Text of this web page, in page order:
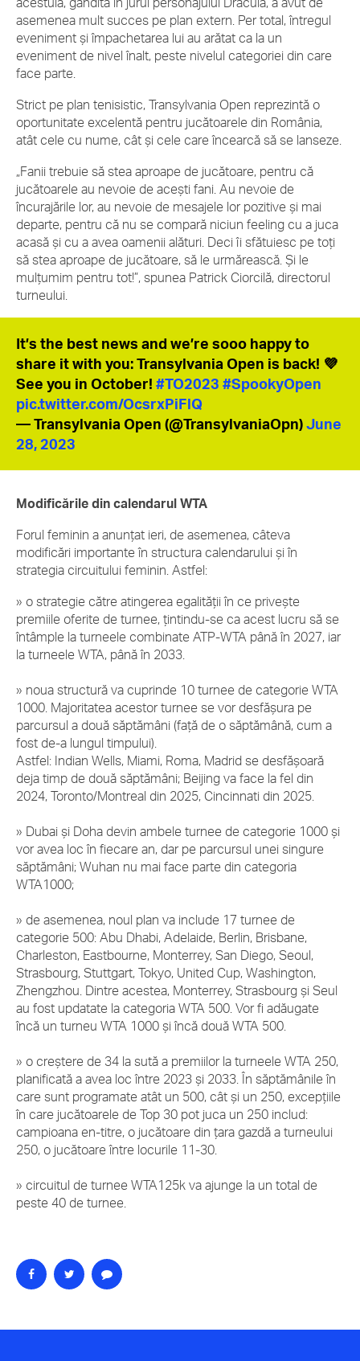
asemenea mult succes pe plan extern. Per total, întregul
eveniment și împachetarea lui au arătat ca la un
eveniment de nivel înalt, peste nivelul categoriei din care
face parte.
Strict pe plan tenisistic, Transylvania Open reprezintă o
oportunitate excelentă pentru jucătoarele din România,
atât cele cu nume, cât și cele care încearcă să se lanseze.
„Fanii trebuie să stea aproape de jucătoare, pentru că
jucătoarele au nevoie de acești fani. Au nevoie de
încurajările lor, au nevoie de mesajele lor pozitive și mai
departe, pentru că nu se compară niciun feeling cu a juca
acasă și cu a avea oamenii alături. Deci îi sfătuiesc pe toți
să stea aproape de jucătoare, să le urmărească. Și le
mulțumim pentru tot!”, spunea Patrick Ciorcilă, directorul
turneului.
It’s the best news and we’re sooo happy to
share it with you: Transylvania Open is back! 💜
See you in October! #TO2023 #SpookyOpen
pic.twitter.com/OcsrxPiFlQ
— Transylvania Open (@TransylvaniaOpn)June
28, 2023
Modificările din calendarul WTA
Forul feminin a anunțat ieri, de asemenea, câteva
modificări importante în structura calendarului și în
strategia circuitului feminin. Astfel:
» o strategie către atingerea egalității în ce privește
premiile oferite de turnee, țintindu-se ca acest lucru să se
întâmple la turneele combinate ATP-WTA până în 2027, iar
la turneele WTA, până în 2033.
» noua structură va cuprinde 10 turnee de categorie WTA
1000. Majoritatea acestor turnee se vor desfășura pe
parcursul a două săptămâni (față de o săptămână, cum a
fost de-a lungul timpului).
Astfel: Indian Wells, Miami, Roma, Madrid se desfășoară
deja timp de două săptămâni; Beijing va face la fel din
2024, Toronto/Montreal din 2025, Cincinnati din 2025.
» Dubai și Doha devin ambele turnee de categorie 1000 și
vor avea loc în fiecare an, dar pe parcursul unei singure
săptămâni; Wuhan nu mai face parte din categoria
WTA1000;
» de asemenea, noul plan va include 17 turnee de
categorie 500: Abu Dhabi, Adelaide, Berlin, Brisbane,
Charleston, Eastbourne, Monterrey, San Diego, Seoul,
Strasbourg, Stuttgart, Tokyo, United Cup, Washington,
Zhengzhou. Dintre acestea, Monterrey, Strasbourg și Seul
au fost updatate la categoria WTA 500. Vor fi adăugate
încă un turneu WTA 1000 și încă două WTA 500.
» o creștere de 34 la sută a premiilor la turneele WTA 250,
planificată a avea loc între 2023 și 2033. În săptămânile în
care sunt programate atât un 500, cât și un 250, excepțiile
în care jucătoarele de Top 30 pot juca un 250 includ:
campioana en-titre, o jucătoare din țara gazdă a turneului
250, o jucătoare între locurile 11-30.
» circuitul de turnee WTA125k va ajunge la un total de
peste 40 de turnee.